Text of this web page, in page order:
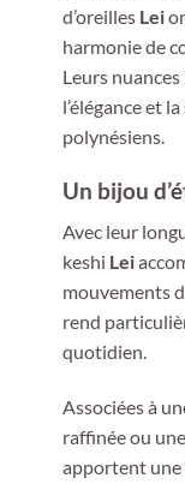
d’oreilles Lei
harmonie de
Leurs
l’élégance et
polynésiens.
Un bijou
Avec leur
keshi Lei
mouvements
rend
quotidien.
Associées à
raffinée ou
apportent une